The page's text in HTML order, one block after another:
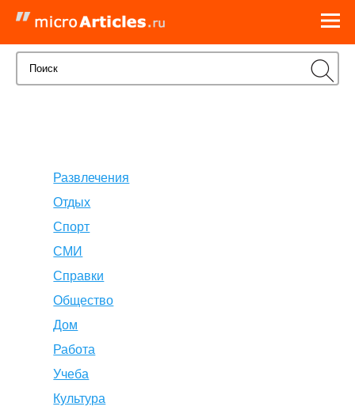
Развлечения
Отдых
Спорт
СМИ
Справки
Общество
Дом
Работа
Учеба
Культура